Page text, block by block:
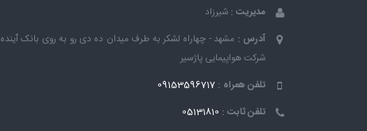
مدیریت : شیرزاد
آدرس : مشهد - چهاراه لشکر به طرف میدان ده دی رو به روی بانک ٱینده
شرکت هواپیمایی پاژسیر
تلفن همراه : 09153596717
تلفن ثابت : 05131810